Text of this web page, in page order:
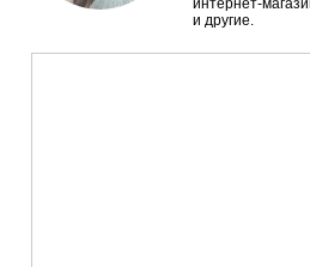
интернет-
и другие.